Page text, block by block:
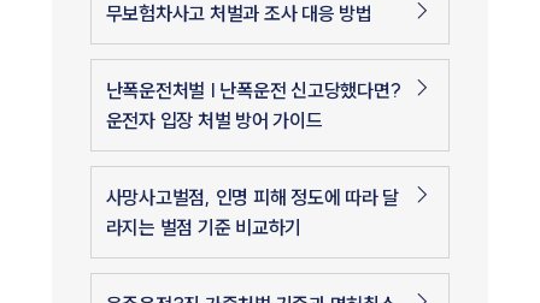
무보험차사고 처벌과 조사 대응 방법
난폭운전처벌 | 난폭운전 신고당했다면?
운전자 입장 처벌 방어 가이드
사망사고벌점, 인명 피해 정도에 따라 달
라지는 벌점 기준 비교하기